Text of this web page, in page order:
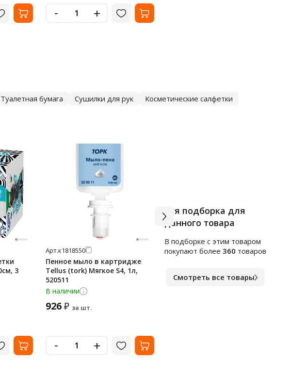
- +
Туалетная бумага Сушилки для рук
Косметические салфетки
3
Арт.к1818550
Пенное мыло в картридже
Tellus (tork) Мягкое S4, 1л,
520511
В наличии
926₽ за шт.
- +
Арт.к1564553
сложения, 100 листов, С-89
Вся подборка для
данного товара
В подборке c этим товаром
покупают более 360 товаров
Смотреть все товары